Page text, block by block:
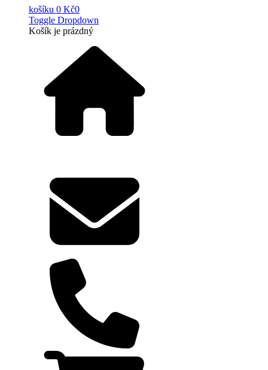
košíku 0 Kč0
Toggle Dropdown
Košík je prázdný